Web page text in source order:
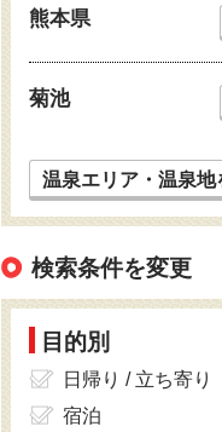
熊本県
菊池
温泉エリア・温泉地
検索条件を変更
目的別
日帰り / 立ち寄り
宿泊